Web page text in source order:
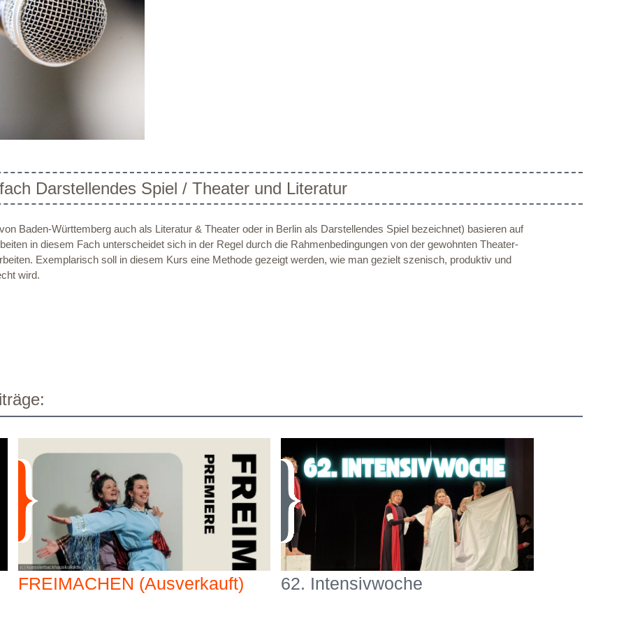
Darstellendes Spiel / Theater und Literatur
Baden-Württemberg auch als Literatur & Theater oder in Berlin als Darstellendes Spiel bezeichnet) basieren auf
in diesem Fach unterscheidet sich in der Regel durch die Rahmenbedingungen von der gewohnten Theater-
Exemplarisch soll in diesem Kurs eine Methode gezeigt werden, wie man gezielt szenisch, produktiv und
wird.
FREIMACHEN (Ausverkauft) 62. Intensivwoche